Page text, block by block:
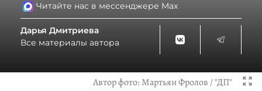
Читайте нас в мессенджере Max
Дарья Дмитриева
Все материалы автора
Автор фото:Мартьян Фролов / "ДП"